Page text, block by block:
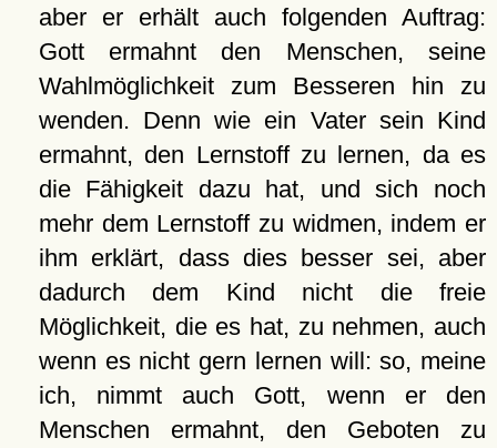
aber er erhält auch folgenden Auftrag:
Gott ermahnt den Menschen, seine
Wahlmöglichkeit zum Besseren hin zu
wenden. Denn wie ein Vater sein Kind
ermahnt, den Lernstoff zu lernen, da es
die Fähigkeit dazu hat, und sich noch
mehr dem Lernstoff zu widmen, indem er
ihm erklärt, dass dies besser sei, aber
dadurch dem Kind nicht die freie
Möglichkeit, die es hat, zu nehmen, auch
wenn es nicht gern lernen will: so, meine
ich, nimmt auch Gott, wenn er den
Menschen ermahnt, den Geboten zu